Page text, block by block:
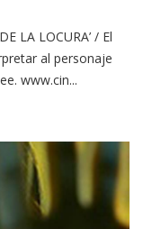
LA LOCURA’ / El
al personaje
www.cin...